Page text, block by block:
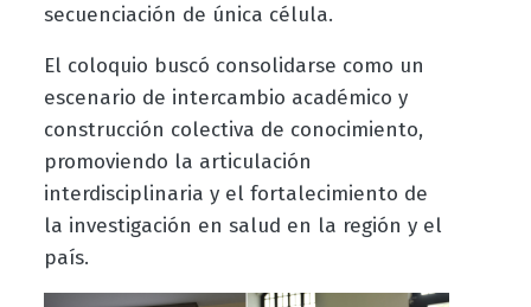
secuenciación de única célula.
El coloquio buscó consolidarse como un
escenario de intercambio académico y
construcción colectiva de conocimiento,
promoviendo la articulación
interdisciplinaria y el fortalecimiento de
la investigación en salud en la región y el
país.